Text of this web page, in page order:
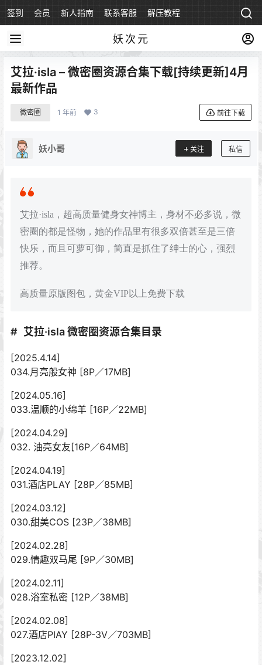
签到 会员 新人指南 联系客服 解压教程
妖次元
艾拉·isla – 微密圈资源合集下载[持续更新]4月
最新作品
微密圈 1 年前 3 前往下载
妖小哥 关注 私信
艾拉·isla，超高质量健身女神博主，身材不必多说，微
密圈的都是怪物，她的作品里有很多双倍甚至是三倍
快乐，而且可萝可御，简直是抓住了绅士的心，强烈
推荐。
高质量原版图包，黄金VIP以上免费下载
艾拉·isla 微密圈资源合集目录
[2025.4.14]
034.月亮般女神 [8P／17MB]
[2024.05.16]
033.温顺的小绵羊 [16P／22MB]
[2024.04.29]
032. 油亮女友[16P／64MB]
[2024.04.19]
031.酒店PLAY [28P／85MB]
[2024.03.12]
030.甜美COS [23P／38MB]
[2024.02.28]
029.情趣双马尾 [9P／30MB]
[2024.02.11]
028.浴室私密 [12P／38MB]
[2024.02.08]
027.酒店PIAY [28P-3V／703MB]
[2023.12.02]